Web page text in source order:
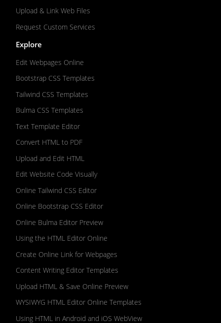
Upload & Link Web Files
Request Custom Services
Explore
Edit Webpages Online
Bootstrap CSS Templates
Tailwind CSS Templates
Bulma CSS Templates
Text Template Editor
Convert HTML to PDF
Upload and Edit HTML
Edit Website Code Visually
Online Tailwind CSS Editor
Online Bootstrap CSS Editor
Online Bulma Editor Preview
Using the HTML Editor Online
Create Online Link for Webpages
Content Writing Editor Templates
Upload HTML & Save Online Preview
WYSIWYG HTML Editor Online Templates
Using HTML in Android and iOS WebView